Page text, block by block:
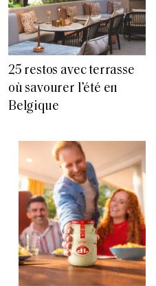
25 restos avec terrasse
où savourer l’été en
Belgique